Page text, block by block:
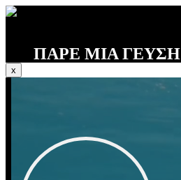
ΠΑΡΕ ΜΙΑ ΓΕΥΣΗ
x